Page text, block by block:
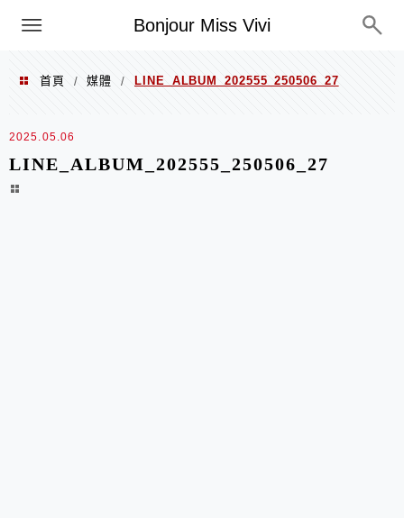
Bonjour Miss Vivi
選單
首頁 / 媒體 / LINE_ALBUM_202555_250506_27
2025.05.06
LINE_ALBUM_202555_250506_27